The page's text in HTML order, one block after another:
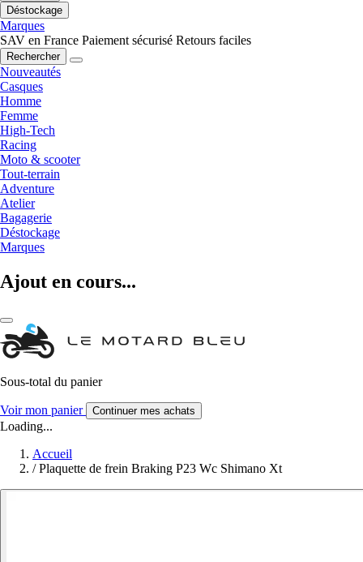
Déstockage
Marques
SAV en France Paiement sécurisé Retours faciles
Rechercher
Nouveautés
Casques
Homme
Femme
High-Tech
Racing
Moto & scooter
Tout-terrain
Adventure
Atelier
Bagagerie
Déstockage
Marques
Ajout en cours...
Sous-total du panier
Voir mon panier Continuer mes achats
Loading...
Accueil
/ Plaquette de frein Braking P23 Wc Shimano Xt